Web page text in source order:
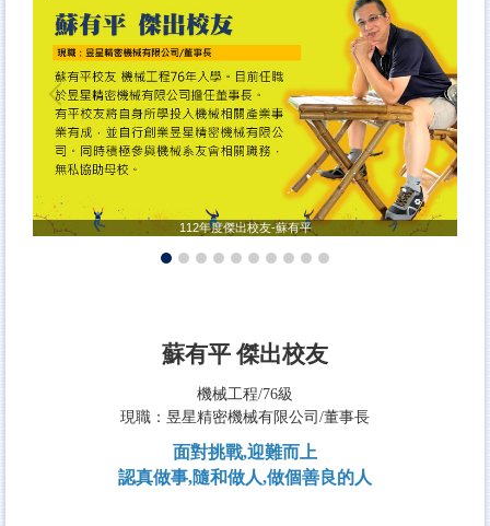
112年度傑出校友-蘇有平
蘇有平 傑出校友
機械工程/76級
現職：昱星精密機械有限公司/董事長
面對挑戰,迎難而上
認真做事,隨和做人,做個善良的人